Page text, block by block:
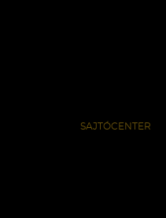
SAJTÓCENTER